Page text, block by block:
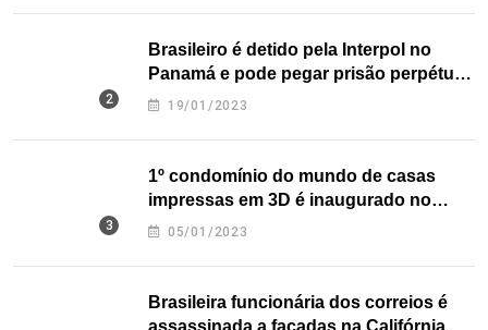
Brasileiro é detido pela Interpol no
Panamá e pode pegar prisão perpétua
nos EUA
19/01/2023
1º condomínio do mundo de casas
impressas em 3D é inaugurado no
Texas
05/01/2023
Brasileira funcionária dos correios é